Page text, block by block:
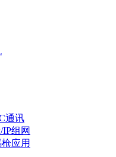
通讯
组网
应用